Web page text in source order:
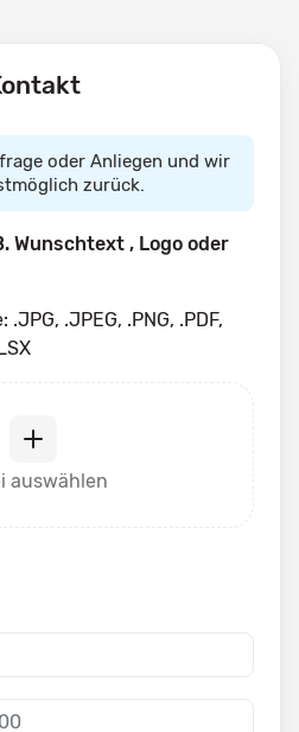
oder Anliegen und wir
zurück.
Wunschtext , Logo oder
.JPEG, .PNG, .PDF,
auswählen